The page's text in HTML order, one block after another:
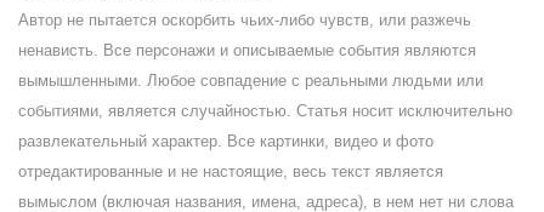
Автор не пытается оскорбить чьих-либо чувств, или разжечь
ненависть. Все персонажи и описываемые события являются
вымышленными. Любое совпадение с реальными людьми или
событиями, является случайностью. Статья носит исключительно
развлекательный характер. Все картинки, видео и фото
отредактированные и не настоящие, весь текст является
вымыслом (включая названия, имена, адреса), в нем нет ни слова